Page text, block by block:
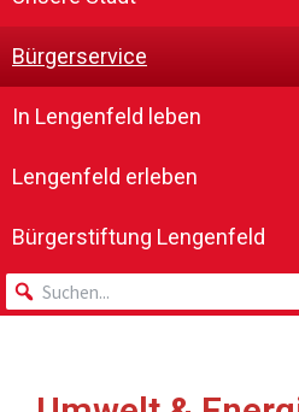
Bürgerservice
In Lengenfeld leben
Lengenfeld erleben
Bürgerstiftung Lengenfeld